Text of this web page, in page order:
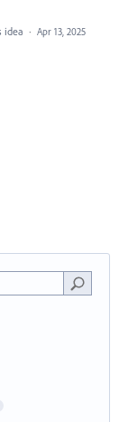
idea · Apr 13, 2025